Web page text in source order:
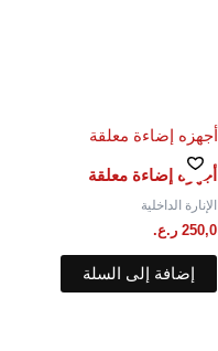
أجهزه إضاءة معلقة
الإنارة الداخلية
250,0 ر.ع.
إضافة إلى السلة